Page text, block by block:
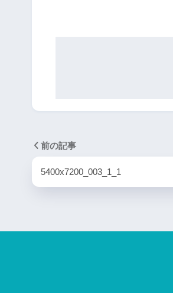
前の記事
5400x7200_003_1_1